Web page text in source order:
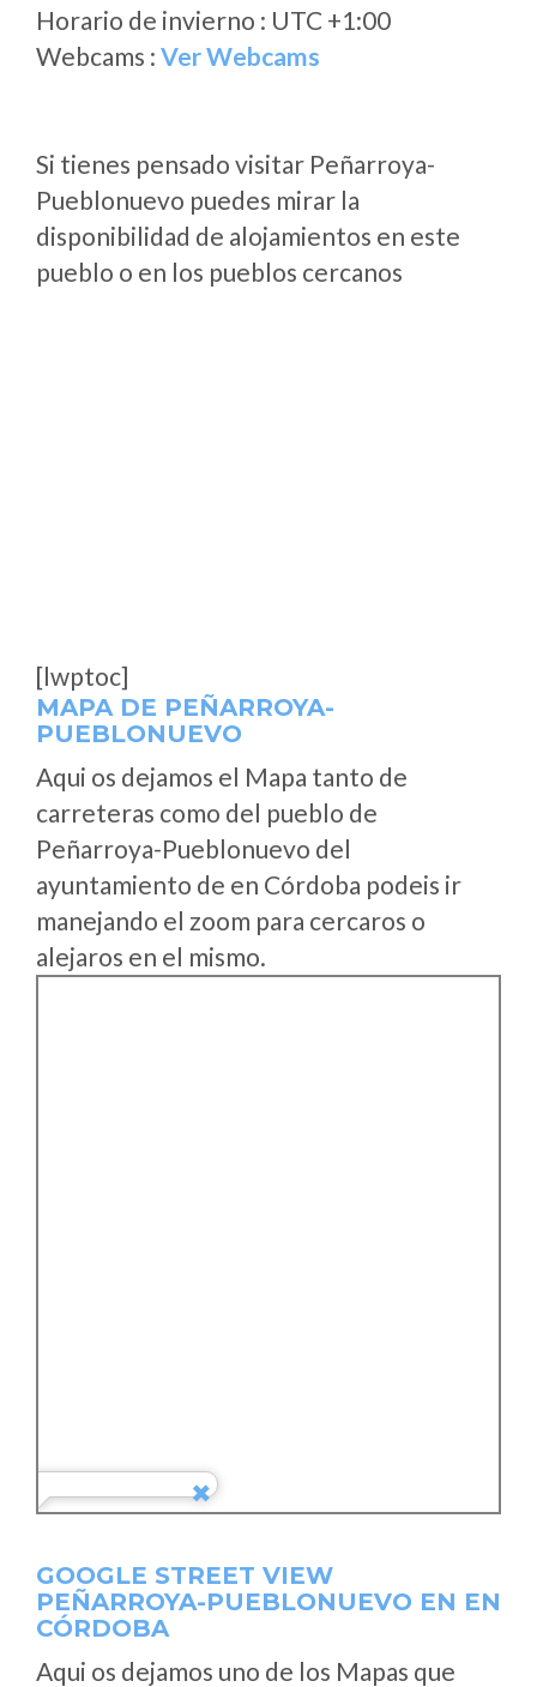
Horario de invierno : UTC +1:00
Webcams : Ver Webcams
Si tienes pensado visitar Peñarroya-
Pueblonuevo puedes mirar la
disponibilidad de alojamientos en este
pueblo o en los pueblos cercanos
[lwptoc]
MAPA DE PEÑARROYA-
PUEBLONUEVO
Aqui os dejamos el Mapa tanto de
carreteras como del pueblo de
Peñarroya-Pueblonuevo del
ayuntamiento de en Córdoba podeis ir
manejando el zoom para cercaros o
alejaros en el mismo.
GOOGLE STREET VIEW
PEÑARROYA-PUEBLONUEVO EN EN
CÓRDOBA
Aqui os dejamos uno de los Mapas que